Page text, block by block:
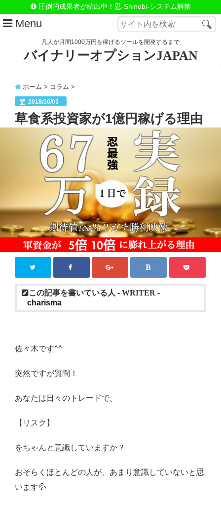
圧倒的成果者が続出中！忍-Shinobi-システム解禁
Menu
はじめての方へ
忍システム詳細
忍=極-システム詳細
忍＆極セットで手に入れる
自動売買システムSnake
Close
凡人が月間1000万円を稼げるツールを開発するまで
バイナリーオプションJAPAN
ホーム > コラム >
2018/10/03
草食系投資家が1億円稼げる理由
この記事を書いている人 - WRITER -
charisma
佐々木です^^
突然ですが質問！
あなたは日々のトレードで、
【リスク】
をちゃんと意識していますか？
おそらくほとんどの人が、あまり意識していないと思
います💦